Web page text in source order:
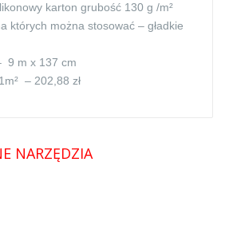
karton grubość 130 g /m²
których można stosować – gładkie
9 m x 137 cm
– 202,88 zł
NARZĘDZIA